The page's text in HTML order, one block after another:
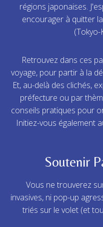
régions japonaises.
encourager à quitter
Retrouvez dans ces
voyage, pour partir à la
Et, au-delà des clichés,
préfecture ou par
conseils pratiques pour
Initiez-vous également
Soutenir
Vous ne trouverez
invasives, ni pop-up
triés sur le volet (et